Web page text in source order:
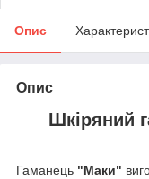
Опис
Опис
Шкіряний
Гаманець "Маки"